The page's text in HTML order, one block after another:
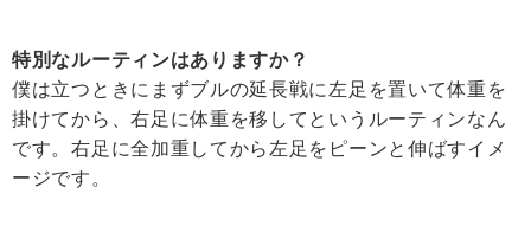
特別なルーティンはありますか？
僕は立つときにまずブルの延長戦に左足を置いて体重を
掛けてから、右足に体重を移してというルーティンなん
です。右足に全加重してから左足をピーンと伸ばすイメ
ージです。